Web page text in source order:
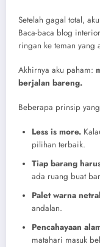
Setelah gagal total,
Baca-baca blog
ringan ke teman yang
Akhirnya aku paham:
berjalan bareng.
Beberapa prinsip
Less is more.
pilihan terbaik.
Tiap barang
ada ruang buat
Palet warna
andalan.
Pencahayaan
matahari masuk